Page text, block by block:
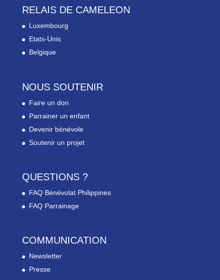
RELAIS DE CAMELEON
Luxembourg
Etats-Unis
Belgique
NOUS SOUTENIR
Faire un don
Parrainer un enfant
Devenir bénévole
Soutenir un projet
QUESTIONS ?
FAQ Bénévolat Philippines
FAQ Parrainage
COMMUNICATION
Newsletter
Presse